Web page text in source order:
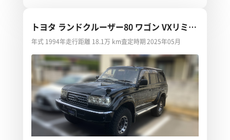
トヨタ ランドクルーザー80 ワゴン VXリミテ
ッド
年式 1994年走行距離 18.1万 km査定時期 2025年05月